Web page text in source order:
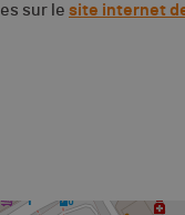
sur le site internet